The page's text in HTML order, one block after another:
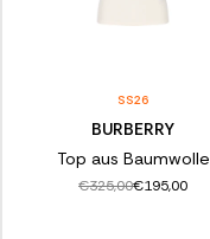
SS26
BURBERRY
Top aus Baumwolle
€325,00€195,00